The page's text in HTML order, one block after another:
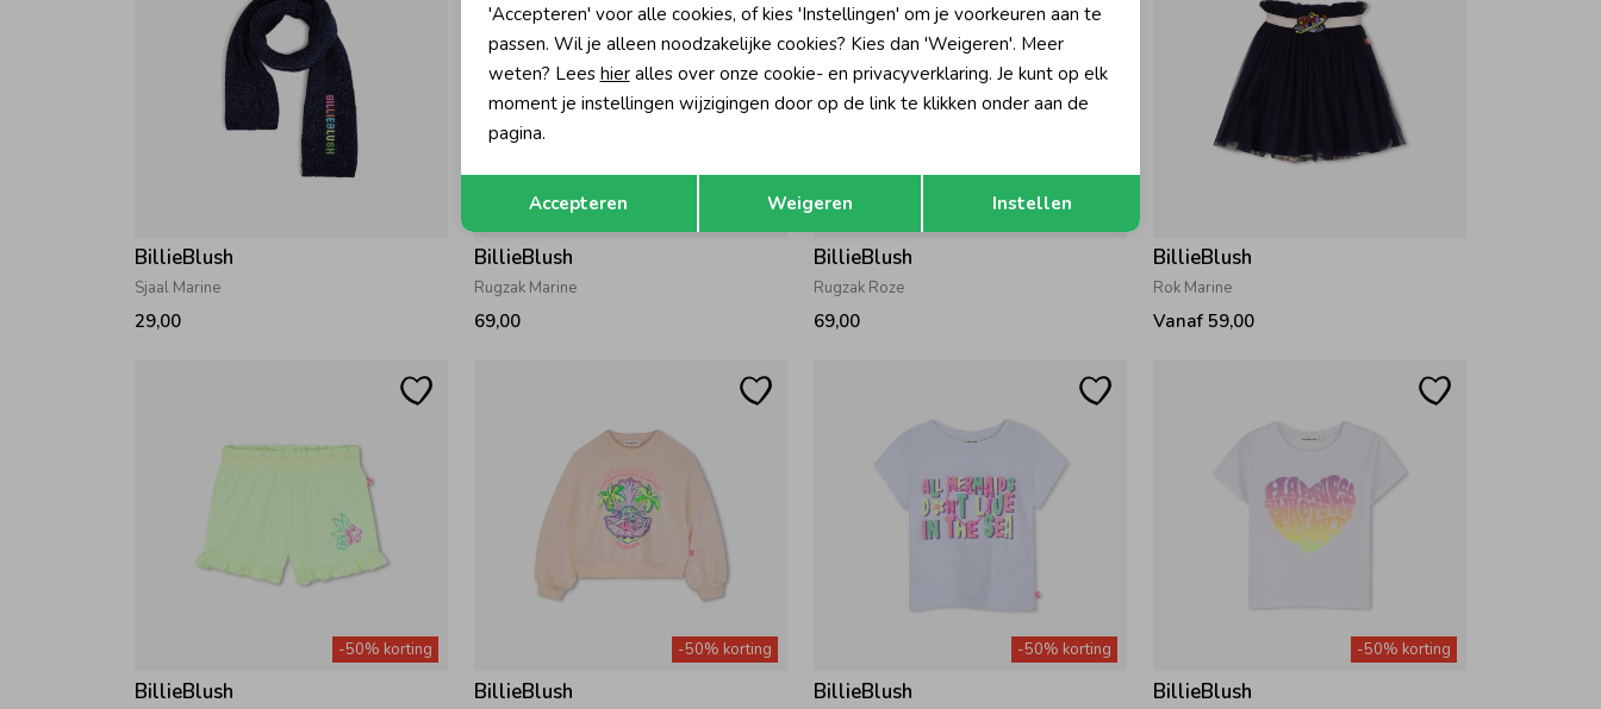
BillieBlush
Sjaal Marine
29,00
BillieBlush
Rugzak Marine
69,00
BillieBlush
Rugzak Roze
69,00
BillieBlush
Rok Marine
Vanaf 59,00
-50% korting
BillieBlush
-50% korting
BillieBlush
-50% korting
BillieBlush
-50% korting
BillieBlush
Opslaan
'Accepteren' voor alle cookies, of kies 'Instellingen' om je voorkeuren aan te
passen. Wil je alleen noodzakelijke cookies? Kies dan 'Weigeren'. Meer
weten? Lees hieralles over onze cookie- en privacyverklaring. Je kunt op elk
moment je instellingen wijzigingen door op de link te klikken onder aan de
pagina.
Accepteren Weigeren Instellen